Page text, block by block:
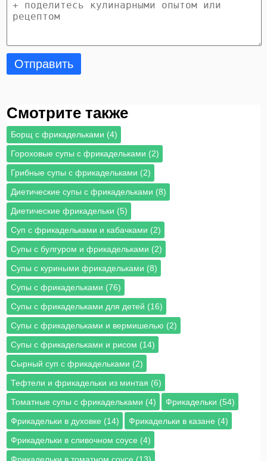
Отправить
Смотрите также
Борщ с фрикадельками (4)
Гороховые супы с фрикадельками (2)
Грибные супы с фрикадельками (2)
Диетические супы с фрикадельками (8)
Диетические фрикадельки (5)
Суп с фрикадельками и кабачками (2)
Супы с булгуром и фрикадельками (2)
Супы с куриными фрикадельками (8)
Супы с фрикадельками (76)
Супы с фрикадельками для детей (16)
Супы с фрикадельками и вермишелью (2)
Супы с фрикадельками и рисом (14)
Сырный суп с фрикадельками (2)
Тефтели и фрикадельки из минтая (6)
Томатные супы с фрикадельками (4)
Фрикадельки (54)
Фрикадельки в духовке (14)
Фрикадельки в казане (4)
Фрикадельки в сливочном соусе (4)
Фрикадельки в томатном соусе (13)